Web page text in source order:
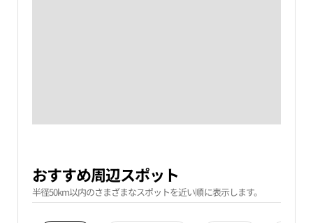
おすすめ周辺スポット
半径50km以内のさまざまなスポットを近い順に表示します。